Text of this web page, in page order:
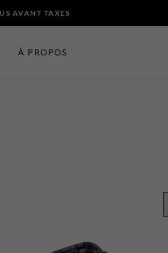
AVANT TAXES
À PROPOS